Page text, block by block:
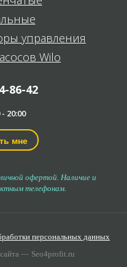
управления
Wilo
86-42
20:00
мне
офертой. Наличие и
телефонам.
персональных данных
— Seo4profit.ru